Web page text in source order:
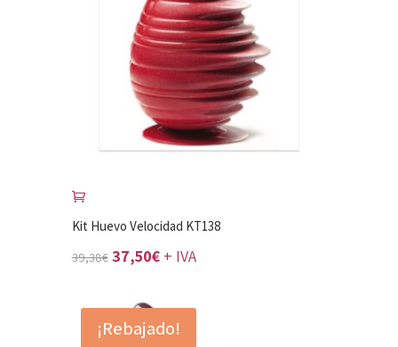
Kit Huevo Velocidad KT138
39,38€ El
original
era:
37,50€El
actual
es:
+ IVA
¡Rebajado!